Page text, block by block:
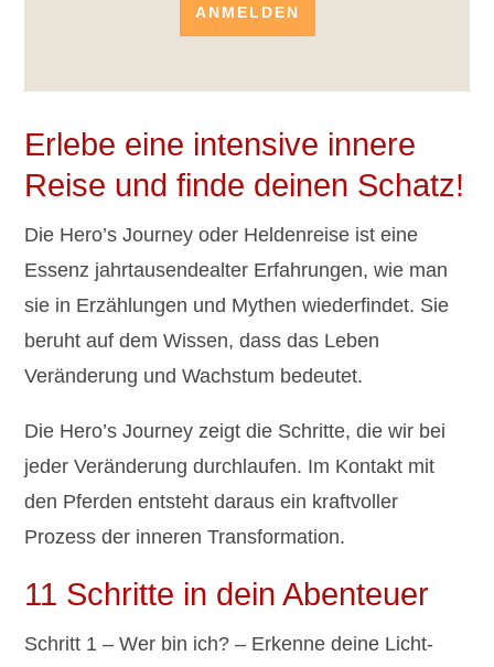
ANMELDEN
Erlebe eine intensive innere
Reise und finde deinen Schatz!
Die Hero’s Journey oder Heldenreise ist eine
Essenz jahrtausendealter Erfahrungen, wie man
sie in Erzählungen und Mythen wiederfindet. Sie
beruht auf dem Wissen, dass das Leben
Veränderung und Wachstum bedeutet.
Die Hero’s Journey zeigt die Schritte, die wir bei
jeder Veränderung durchlaufen. Im Kontakt mit
den Pferden entsteht daraus ein kraftvoller
Prozess der inneren Transformation.
11 Schritte in dein Abenteuer
Schritt 1 – Wer bin ich? – Erkenne deine Licht-